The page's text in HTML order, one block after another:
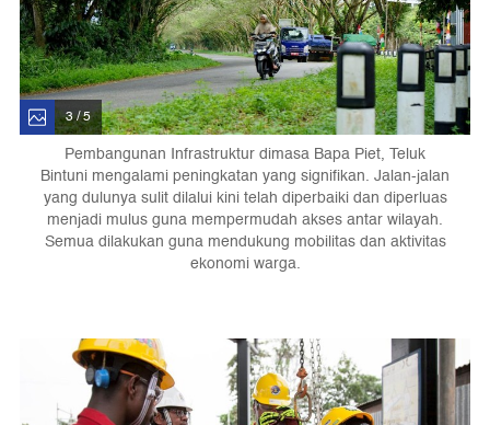
3 / 5
Pembangunan Infrastruktur dimasa Bapa Piet, Teluk
Bintuni mengalami peningkatan yang signifikan. Jalan-jalan
yang dulunya sulit dilalui kini telah diperbaiki dan diperluas
menjadi mulus guna mempermudah akses antar wilayah.
Semua dilakukan guna mendukung mobilitas dan aktivitas
ekonomi warga.